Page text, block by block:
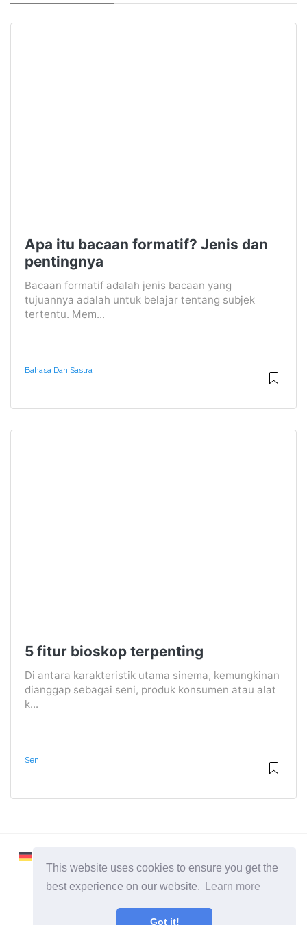
This website uses cookies to ensure you get the
best experience on our website.
Learn more
Got it!
Apa itu bacaan formatif? Jenis dan
pentingnya
Bacaan formatif adalah jenis bacaan yang
tujuannya adalah untuk belajar tentang subjek
tertentu. Mem...
Bahasa Dan Sastra
5 fitur bioskop terpenting
Di antara karakteristik utama sinema, kemungkinan
dianggap sebagai seni, produk konsumen atau alat
k...
Seni
2026 ©Learnaboutworld